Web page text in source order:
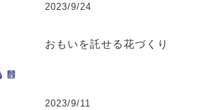
2023/9/24
おもいを託せる花づくり
2023/9/11